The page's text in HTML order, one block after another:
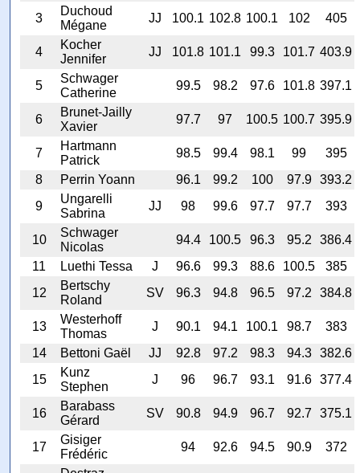
3
Duchoud
Mégane
JJ 100.1 102.8 100.1 102 405
4
Kocher
Jennifer
JJ 101.8 101.1 99.3 101.7 403.9
5
Schwager
Catherine
99.5 98.2 97.6 101.8 397.1
6
Brunet-Jailly
Xavier
97.7 97 100.5 100.7 395.9
7
Hartmann
Patrick
98.5 99.4 98.1 99
395
8
Perrin Yoann 96.1 99.2 100 97.9
393.2
9
Ungarelli
Sabrina
JJ 98 99.6 97.7 97.7 393
10
Schwager
Nicolas
94.4 100.5 96.3 95.2
386.4
11
Luethi Tessa J 96.6 99.3 88.6 100.5
385
12
Bertschy
Roland
SV 96.3 94.8 96.5 97.2 384.8
13
Westerhoff
Thomas
J 90.1 94.1 100.1 98.7
383
14
Bettoni Gaël JJ 92.8 97.2 98.3 94.3
382.6
15
Kunz
Stephen
J 96 96.7 93.1 91.6 377.4
16
Barabass
Gérard
SV 90.8 94.9 96.7 92.7 375.1
17
Gisiger
Frédéric
94 92.6 94.5 90.9
372